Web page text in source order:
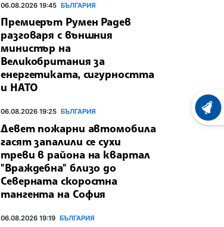
06.08.2026 19:45 БЪЛГАРИЯ
Премиерът Румен Радев
разговаря с външния
министър на
Великобритания за
енергетиката, сигурността
и НАТО
06.08.2026 19:25 БЪЛГАРИЯ
Девет пожарни автомобила
гасят запалили се сухи
треви в района на квартал
"Враждебна" близо до
Северната скоростна
тангента на София
06.08.2026 19:19 БЪЛГАРИЯ